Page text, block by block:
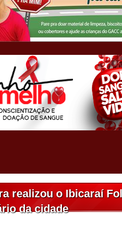
realizou o Ibicaraí
da cidade